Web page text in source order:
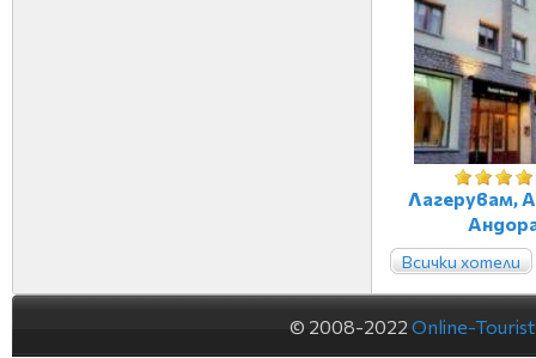
Лагерувам,
Всички хотели
© 2008-2022 Online-